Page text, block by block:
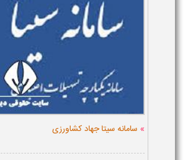
» سامانه سیتا جهاد کشاورزی